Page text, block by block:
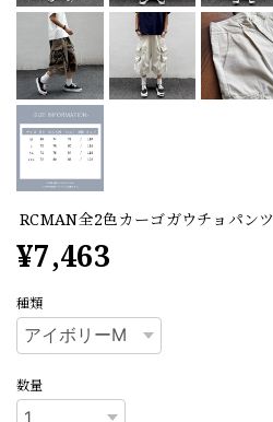
RCMAN全2色カーゴガウチョパンツ
¥7,463
種類
数量